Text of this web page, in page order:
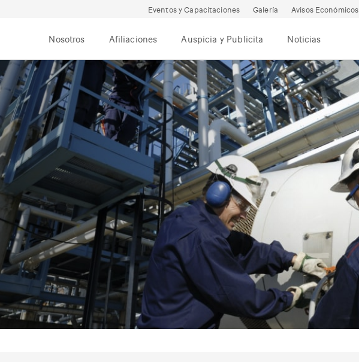
Eventos y Capacitaciones Galería Avisos Económicos
Nosotros Afiliaciones Auspicia y Publicita Noticias